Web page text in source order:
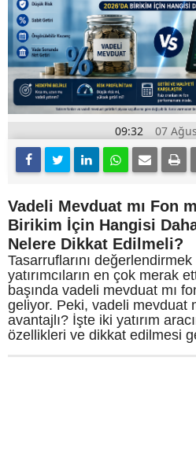
09:32 07
Vadeli Mevduat mı Fon
Birikim İçin Hangisi
Nelere Dikkat Edilmeli?
Tasarruflarını
yatırımcıların en çok merak
başında vadeli mevduat mı
geliyor. Peki, vadeli mevduat
avantajlı? İşte iki yatırım
özellikleri ve dikkat edilmesi